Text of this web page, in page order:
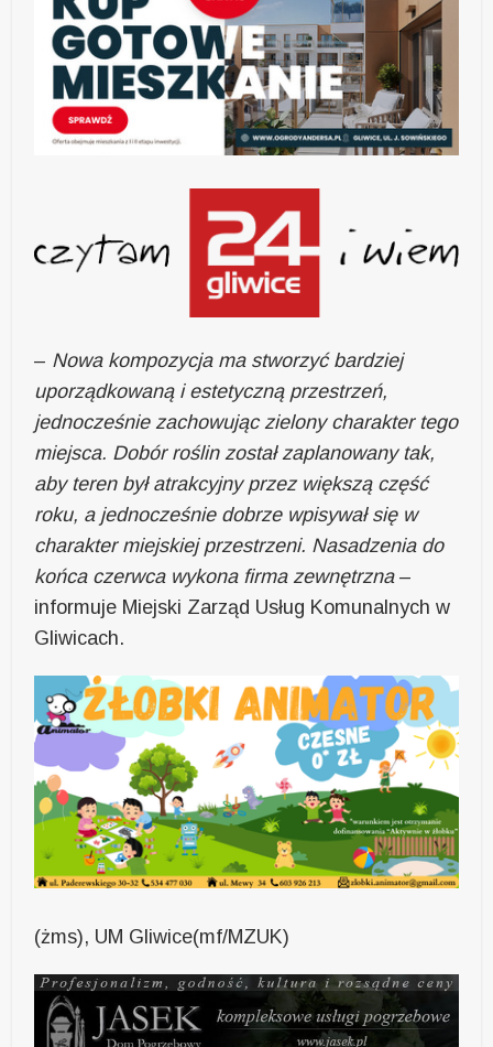
– Nowa kompozycja ma stworzyć bardziej
uporządkowaną i estetyczną przestrzeń,
jednocześnie zachowując zielony charakter tego
miejsca. Dobór roślin został zaplanowany tak,
aby teren był atrakcyjny przez większą część
roku, a jednocześnie dobrze wpisywał się w
charakter miejskiej przestrzeni. Nasadzenia do
końca czerwca wykona firma zewnętrzna–
informuje Miejski Zarząd Usług Komunalnych w
Gliwicach.
(żms), UM Gliwice(mf/MZUK)